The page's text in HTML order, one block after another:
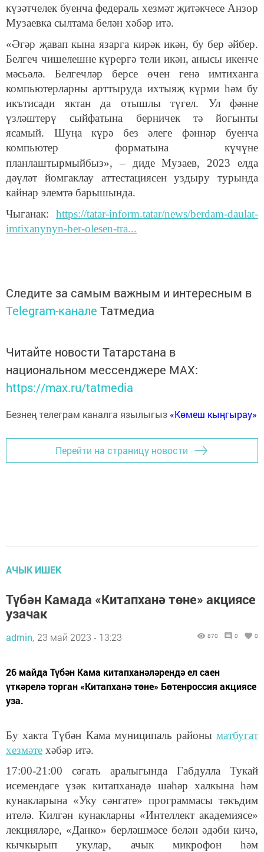
күзәтчелек буенча федераль хезмәт җитәкчесе Анзор
Музаевка сылтама белән хәбәр итә.
«Әгәр җавап кына язарга кирәк икән, бу бер әйбер.
Белгеч чишелешне күрергә тели икән, анысы икенче
мәсьәлә. Белгечләр берсе өчен генә имтиханга
компьютерларны арттыруда ихтыяҗ күрми һәм бу
икътисади яктан да отышлы түгел. Ул фәнне
үзләштерү сыйфатына берничек тә йогынты
ясамый. Шуңа күрә без әлеге фәннәр буенча
компьютер форматына күчүне
планлаштырмыйбыз», –диде Музаев, 2023 елда
дәүләт йомгаклау аттестациясен уздыру турында
кайнар элемтә барышында.
Чыганак: https://tatar-inform.tatar/news/berdam-daulat-
imtixanynyn-ber-olesen-tra...
Следите за самым важным и интересным в
Telegram-канале Татмедиа
Читайте новости Татарстана в
национальном мессенджере MАХ:
https://max.ru/tatmedia
Безнең телеграм каналга язылыгыз «Көмеш кыңгырау»
Перейти на страницу новости
АЧЫК ИШЕК
Түбән Камада «Китапханә төне» акциясе
узачак
admin, 23 май 2023 - 13:23 870 0 0
26 майда Түбән Кама китапханәләрендә ел саен
үткәрелә торган «Китапханә төне» Бөтенроссия акциясе
уза.
Бу хакта Түбән Кама муниципаль районы матбугат
хезмәте хәбәр итә.
17:00-21:00 сәгать аралыгында Габдулла Тукай
исемендәге үзәк китапханәдә шәһәр халкына һәм
кунакларына «Уку сәнгате» программасы тәкъдим
ителә. Килгән кунакларны «Интеллект академиясе»
лекцияләре, «Данко» берләшмәсе белән әдәби кичә,
кычкырып укулар, ачык микрофон һәм